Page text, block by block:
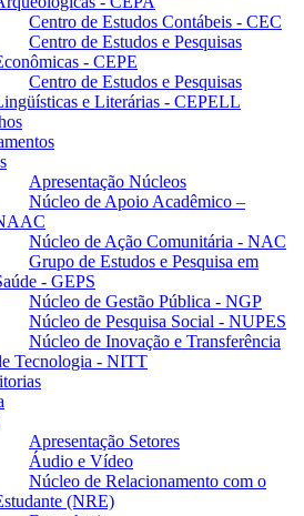
Centro de Estudos Contábeis - CEC
Centro de Estudos e Pesquisas
- CEPE
Centro de Estudos e Pesquisas
e Literárias - CEPELL
Apresentação Núcleos
Núcleo de Apoio Acadêmico –
Núcleo de Ação Comunitária - NAC
Grupo de Estudos e Pesquisa em
- GEPS
Núcleo de Gestão Pública - NGP
Núcleo de Pesquisa Social - NUPES
Núcleo de Inovação e Transferência
Tecnologia - NITT
Apresentação Setores
Áudio e Vídeo
Núcleo de Relacionamento com o
(NRE)